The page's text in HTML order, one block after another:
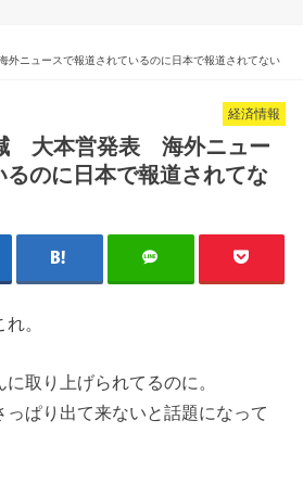
ニュースで報道されているのに日本で報道されてない
経済情報
大本営発表 海外ニュー
るのに日本で報道されてな
。
取り上げられてるのに。
っぱり出て来ないと話題になって